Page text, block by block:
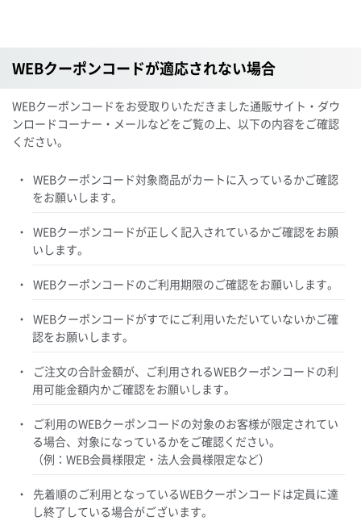
WEBクーポンコードが適応されない場合
WEBクーポンコードをお受取りいただきました通販サイト・ダウ
ンロードコーナー・メールなどをご覧の上、以下の内容をご確認
ください。
WEBクーポンコード対象商品がカートに入っているかご確認
をお願いします。
WEBクーポンコードが正しく記入されているかご確認をお願
いします。
WEBクーポンコードのご利用期限のご確認をお願いします。
WEBクーポンコードがすでにご利用いただいていないかご確
認をお願いします。
ご注文の合計金額が、ご利用されるWEBクーポンコードの利
用可能金額内かご確認をお願いします。
ご利用のWEBクーポンコードの対象のお客様が限定されてい
る場合、対象になっているかをご確認ください。
（例：WEB会員様限定・法人会員様限定など）
先着順のご利用となっているWEBクーポンコードは定員に達
し終了している場合がございます。